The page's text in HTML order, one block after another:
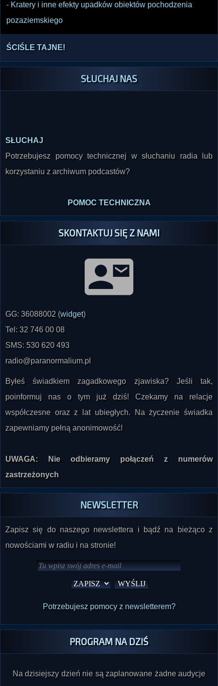
- Kratery i inne efekty upadków obiektów pochodzenia
pozaziemskiego
ŚCIŚLE TAJNE!
SŁUCHAJ NAS
SŁUCHAJ
Potrzebujesz pomocy technicznej w słuchaniu radia lub
korzystaniu z archiwum podcastów?
POMOC TECHNICZNA
SKONTAKTUJ SIĘ Z NAMI
GG: 36088002 (widget)
Tel: 32 746 00 08
SMS: 530 620 493
radio@paranormalium.pl
Byłeś świadkiem zagadkowego zjawiska? Jeśli tak,
poinformuj nas o tym już dziś! Czekamy na relacje
współczesne oraz z lat ubiegłych. Na życzenie świadka
zapewniamy pełną anonimowość!
UWAGA: Nie odbieramy połączeń z numerów
zastrzeżonych
NEWSLETTER
Zapisz się do naszego newslettera i bądź na bieżąco z
nowościami w radiu i na stronie!
Potrzebujesz pomocy z newsletterem?
PROGRAM NA DZIŚ
Na dzisiejszy dzień nie są zaplanowane żadne audycje